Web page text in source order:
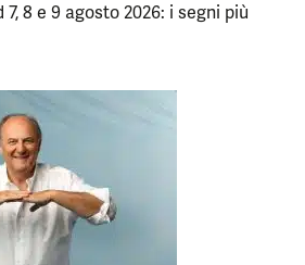
8 e 9 agosto 2026: i segni più